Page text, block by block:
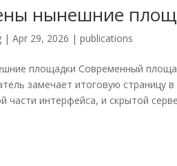
нынешние
|Apr 29, 2026 |publications
площадки Современный
замечает итоговую страницу
части интерфейса, и скрытой